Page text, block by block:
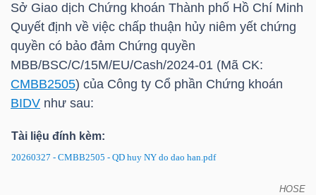
Sở Giao dịch Chứng khoán Thành phố Hồ Chí Minh
Quyết định về việc chấp thuận hủy niêm yết chứng
quyền có bảo đảm Chứng quyền
MBB/BSC/C/15M/EU/Cash/2024-01 (Mã CK:
CMBB2505) của Công ty Cổ phần Chứng khoán
BIDV như sau:
Tài liệu đính kèm:
20260327 - CMBB2505 - QD huy NY do dao han.pdf
HOSE
BẤT
ĐỘNG
SẢN